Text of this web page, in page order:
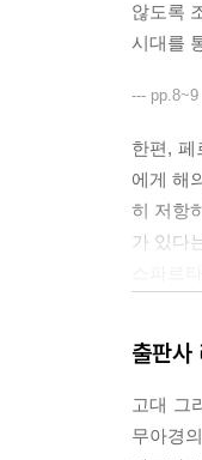
않도록
시대를
--- pp.8~9
한편, 페
에게 해
히 저항
가 있다
출판사
고대 그
무아경